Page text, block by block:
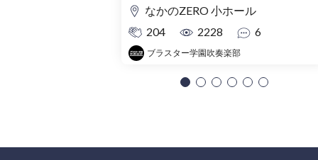
なかのZERO 小ホール
204
2228 6
ブラスター学園吹奏楽部